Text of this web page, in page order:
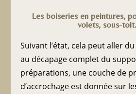
Les boiseries en peintures,
volets, sous-
Suivant l’état, cela peut aller
au décapage complet du
préparations, une couche de
d’accrochage est donnée sur